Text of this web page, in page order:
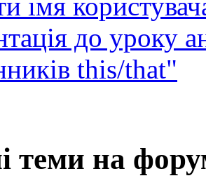
імя
до уроку
this/that"
теми на